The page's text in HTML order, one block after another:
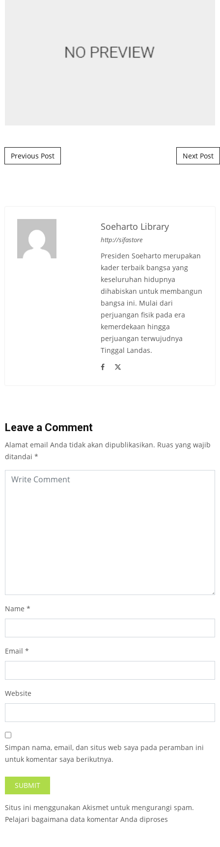
Post navigation
Previous Post Next Post
Soeharto Library
http://sifastore
Presiden Soeharto merupakan
kader terbaik bangsa yang
keseluruhan hidupnya
dihabiskan untuk membangun
bangsa ini. Mulai dari
perjuangan fisik pada era
kemerdekaan hingga
perjuangan terwujudnya
Tinggal Landas.
Leave a Comment
Alamat email Anda tidak akan dipublikasikan. Ruas yang wajib
ditandai *
Name *
Email *
Website
Simpan nama, email, dan situs web saya pada peramban ini
untuk komentar saya berikutnya.
Situs ini menggunakan Akismet untuk mengurangi spam.
Pelajari bagaimana data komentar Anda diproses